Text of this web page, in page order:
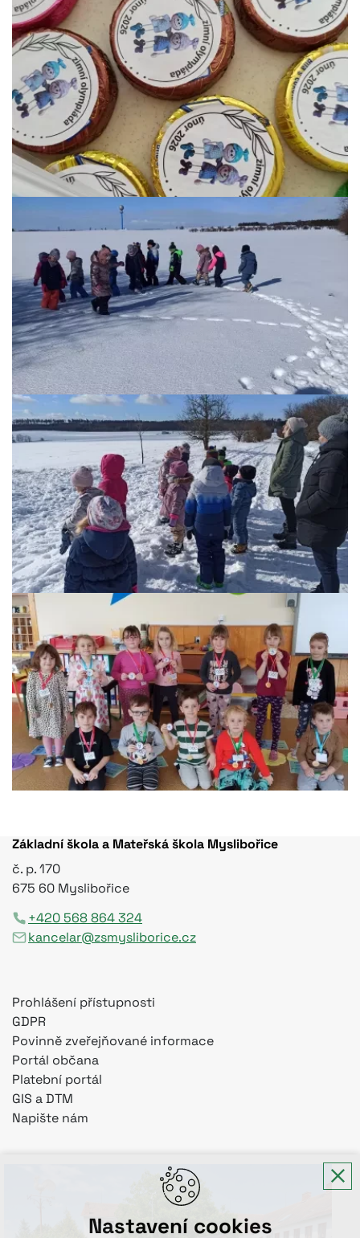
Základní škola a Mateřská škola Myslibořice
č. p. 170
675 60 Myslibořice
+420 568 864 324
kancelar@zsmysliborice.cz
Prohlášení přístupnosti
GDPR
Povinně zveřejňované informace
Portál občana
Platební portál
GIS a DTM
Napište nám
Nastavení cookies